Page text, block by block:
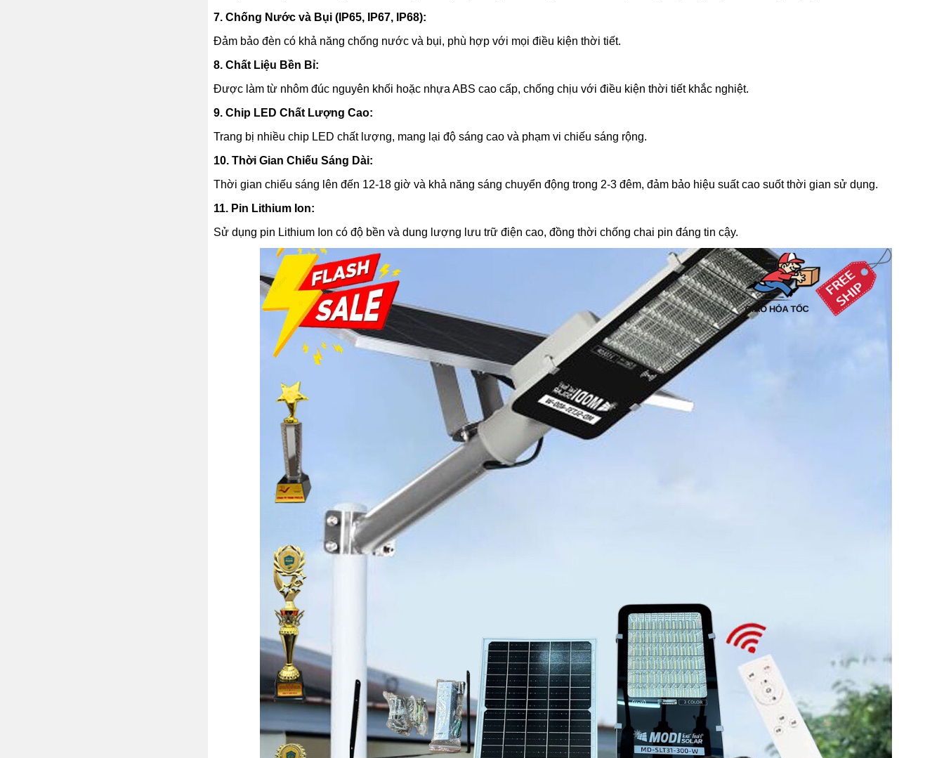
7. Chống Nước và Bụi (IP65, IP67, IP68):
Đảm bảo đèn có khả năng chống nước và bụi, phù hợp với mọi điều kiện thời tiết.
8. Chất Liệu Bền Bỉ:
Được làm từ nhôm đúc nguyên khối hoặc nhựa ABS cao cấp, chống chịu với điều kiện thời tiết khắc nghiệt.
9. Chip LED Chất Lượng Cao:
Trang bị nhiều chip LED chất lượng, mang lại độ sáng cao và phạm vi chiếu sáng rộng.
10. Thời Gian Chiếu Sáng Dài:
Thời gian chiếu sáng lên đến 12-18 giờ và khả năng sáng chuyển động trong 2-3 đêm, đảm bảo hiệu suất cao suốt thời gian sử dụng.
11. Pin Lithium Ion:
Sử dụng pin Lithium Ion có độ bền và dung lượng lưu trữ điện cao, đồng thời chống chai pin đáng tin cậy.